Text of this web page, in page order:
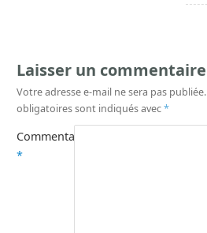
Laisser un commentaire
Votre adresse e-mail ne sera pas publiée.
obligatoires sont indiqués avec*
Commentaire
*